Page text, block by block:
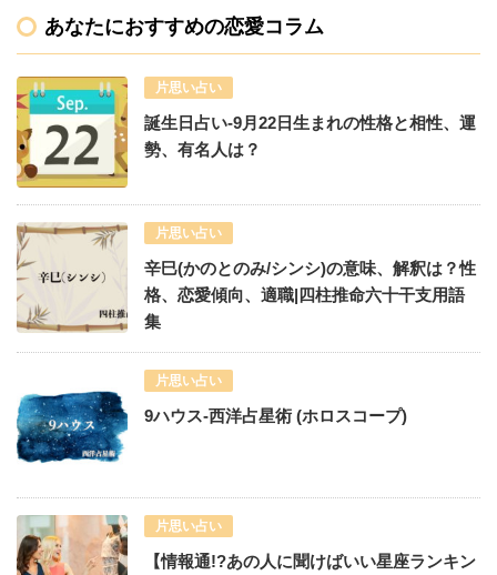
あなたにおすすめの恋愛コラム
片思い占い
誕生日占い-9月22日生まれの性格と相性、運
勢、有名人は？
片思い占い
辛巳(かのとのみ/シンシ)の意味、解釈は？性
格、恋愛傾向、適職|四柱推命六十干支用語
集
片思い占い
9ハウス-西洋占星術 (ホロスコープ)
片思い占い
【情報通!?あの人に聞けばいい星座ランキン